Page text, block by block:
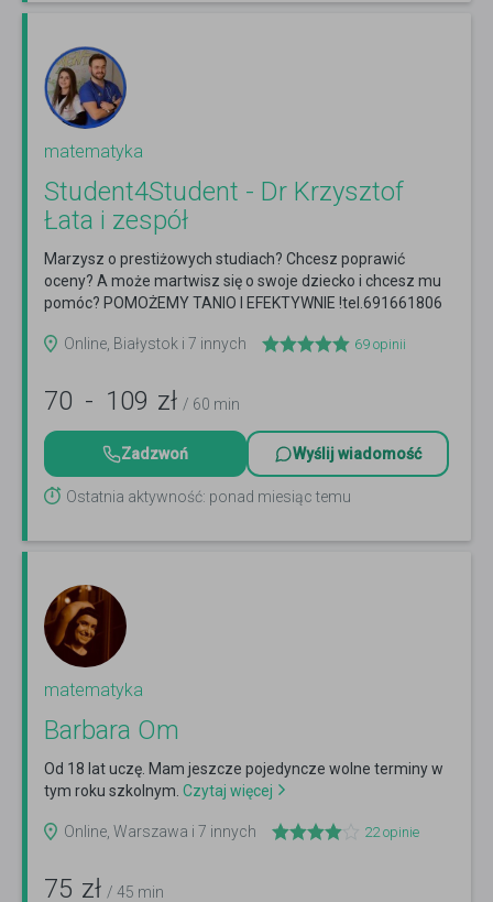
matematyka
Student4Student - Dr Krzysztof
Łata i zespół
Marzysz o prestiżowych studiach? Chcesz poprawić
oceny? A może martwisz się o swoje dziecko i chcesz mu
pomóc? POMOŻEMY TANIO I EFEKTYWNIE !tel.691661806
Online, Białystok i 7 innych
69 opinii
70 - 109 zł / 60 min
Zadzwoń Wyślij wiadomość
Ostatnia aktywność: ponad miesiąc temu
matematyka
Barbara Om
Od 18 lat uczę. Mam jeszcze pojedyncze wolne terminy w
tym roku szkolnym. Czytaj więcej
Online, Warszawa i 7 innych 22opinie
75 zł / 45 min